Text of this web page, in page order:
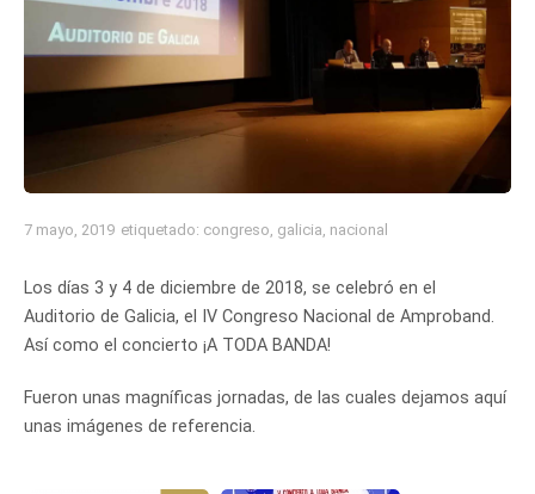
7 mayo, 2019 etiquetado: congreso, galicia, nacional
Los días 3 y 4 de diciembre de 2018, se celebró en el
Auditorio de Galicia, el IV Congreso Nacional de Amproband.
Así como el concierto ¡A TODA BANDA!
Fueron unas magníficas jornadas, de las cuales dejamos aquí
unas imágenes de referencia.